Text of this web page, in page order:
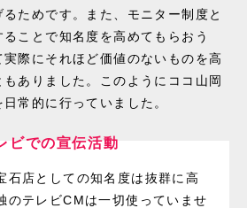
ためです。また、モニター制度と
ことで知名度を高めてもらおう
際にそれほど価値のないものを高
ありました。このようにココ山岡
常的に行っていました。
ビでの宣伝活動
石店としての知名度は抜群に高
のテレビCMは一切使っていませ